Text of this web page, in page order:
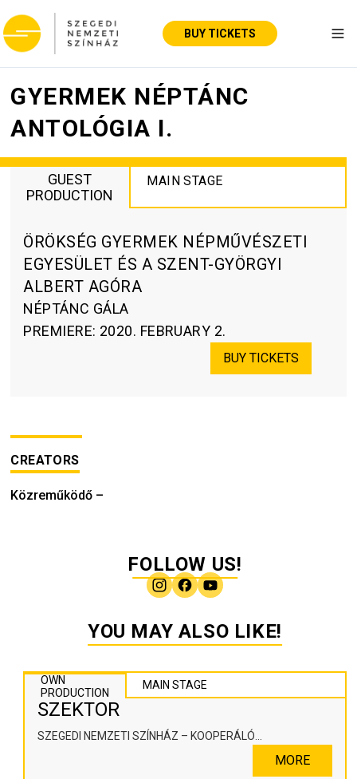
BUY TICKETS
GYERMEK NÉPTÁNC
ANTOLÓGIA I.
GUEST
PRODUCTION
MAIN STAGE
ÖRÖKSÉG GYERMEK NÉPMŰVÉSZETI
EGYESÜLET ÉS A SZENT-GYÖRGYI
ALBERT AGÓRA
NÉPTÁNC GÁLA
PREMIERE: 2020. FEBRUARY 2.
BUY TICKETS
CREATORS
Közreműködő –
FOLLOW US!
YOU MAY ALSO LIKE!
OWN
PRODUCTION
MAIN STAGE
SZEKTOR
SZEGEDI NEMZETI SZÍNHÁZ – KOOPERÁLÓ
MORE